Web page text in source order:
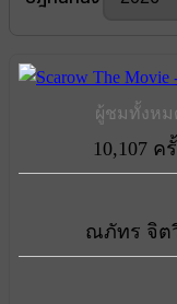
ผู้ชมทั้งหม
10,107 ค
ณภัทร จิต